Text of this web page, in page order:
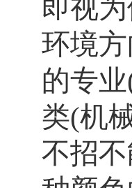
即视
环境方
的专业
类(机
不招